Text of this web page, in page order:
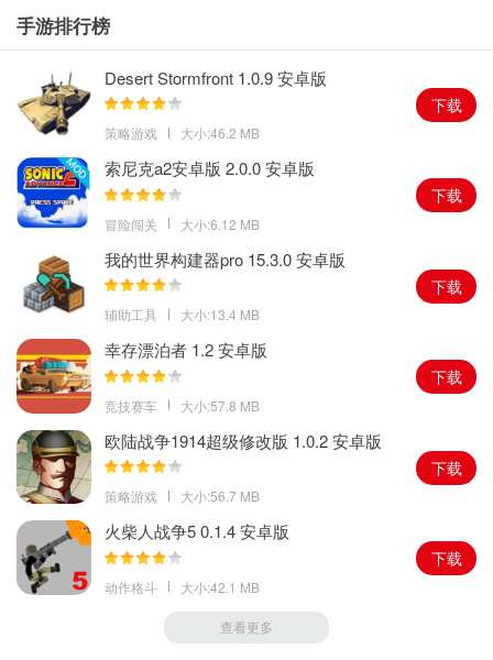
2、完全可定制的控制系统，自由调节，自定义。
3、还有音乐背景的定义，可以自选歌曲。
手游排行榜
Desert Stormfront 1.0.9 安卓版
策略游戏 大小:46.2 MB
下载
索尼克a2安卓版 2.0.0 安卓版
冒险闯关 大小:6.12 MB
下载
我的世界构建器pro 15.3.0 安卓版
辅助工具 大小:13.4 MB
下载
幸存漂泊者 1.2 安卓版
竞技赛车 大小:57.8 MB
下载
欧陆战争1914超级修改版 1.0.2 安卓版
策略游戏 大小:56.7 MB
下载
火柴人战争5 0.1.4 安卓版
动作格斗 大小:42.1 MB
下载
查看更多